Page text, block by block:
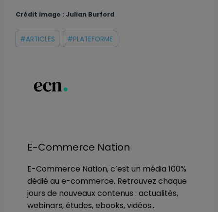
Crédit image : Julian Burford
Étiquettes
de
#ARTICLES #PLATEFORME
E-Commerce Nation
E-Commerce Nation, c’est un média 100%
dédié au e-commerce. Retrouvez chaque
jours de nouveaux contenus : actualités,
webinars, études, ebooks, vidéos…